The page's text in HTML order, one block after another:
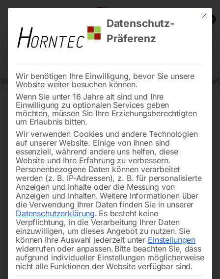
0
Start Schweisstechnologie Absauganlagen Hauptfilter H14 zu
Mit
Datenschutz-
Präferenz
Wir benötigen Ihre Einwilligung, bevor Sie unsere
Website weiter besuchen können.
Wenn Sie unter 16 Jahre alt sind und Ihre
Einwilligung zu optionalen Services geben
möchten, müssen Sie Ihre Erziehungsberechtigten
um Erlaubnis bitten.
Wir verwenden Cookies und andere Technologien
auf unserer Website. Einige von ihnen sind
essenziell, während andere uns helfen, diese
Website und Ihre Erfahrung zu verbessern.
Personenbezogene Daten können verarbeitet
werden (z. B. IP-Adressen), z. B. für personalisierte
Anzeigen und Inhalte oder die Messung von
Anzeigen und Inhalten. Weitere Informationen über
die Verwendung Ihrer Daten finden Sie in unserer
Datenschutzerklärung. Es besteht keine
Verpflichtung, in die Verarbeitung Ihrer Daten
einzuwilligen, um dieses Angebot zu nutzen. Sie
können Ihre Auswahl jederzeit unter Einstellungen
widerrufen oder anpassen. Bitte beachten Sie, dass
aufgrund individueller Einstellungen möglicherweise
nicht alle Funktionen der Website verfügbar sind.